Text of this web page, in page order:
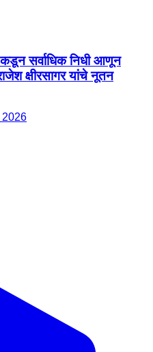
सर्वाधिक निधी आणून
क्षीरसागर यांचे नूतन
2026